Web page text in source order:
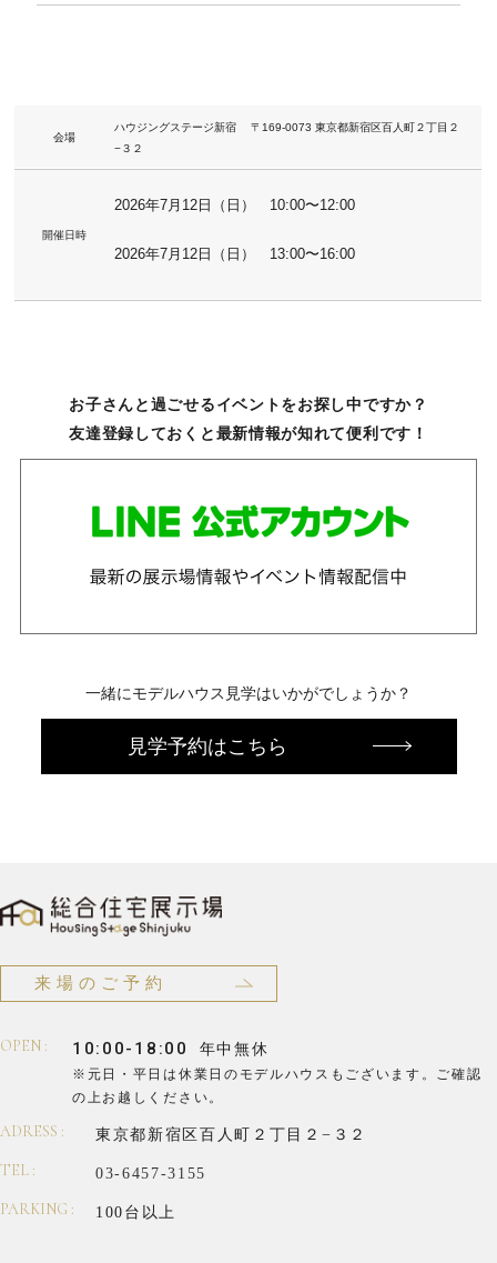
会場
ハウジングステージ新宿 〒169-0073 東京都新宿区百人町２丁目２
−３２
開催日時
2026年7月12日（日） 10:00〜12:00
2026年7月12日（日） 13:00〜16:00
お子さんと過ごせるイベントをお探し中ですか？
友達登録しておくと最新情報が知れて便利です！
一緒にモデルハウス見学はいかがでしょうか？
見学予約はこちら
来場のご予約
OPEN : 10:00-18:00 年中無休
※元日・平日は休業日のモデルハウスもございます。
ご確認
の上お越しください。
ADRESS : 東京都新宿区百人町２丁目２−３２
TEL : 03-6457-3155
PARKING : 100台以上